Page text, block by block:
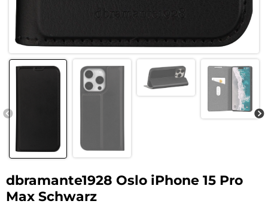
dbramante1928 Oslo iPhone 15 Pro
Max Schwarz